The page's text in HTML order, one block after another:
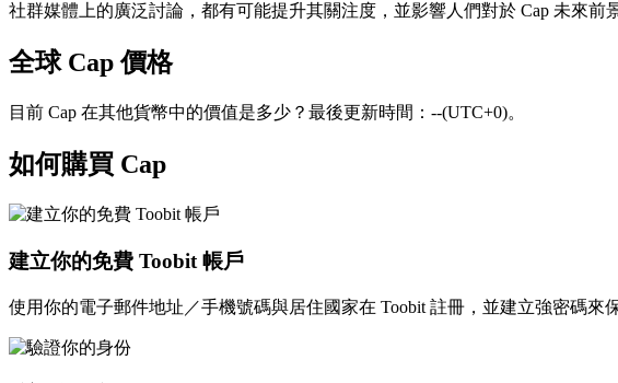
社群媒體上的廣泛討論，都有可能提升其關注度，並影響人們對於 Cap 未來
全球 Cap 價格
目前 Cap 在其他貨幣中的價值是多少？最後更新時間：--(UTC+0)。
如何購買 Cap
建立你的免費 Toobit 帳戶
使用你的電子郵件地址／手機號碼與居住國家在 Toobit 註冊，並建立強密碼來